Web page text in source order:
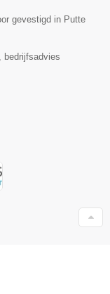
gevestigd in Putte
bedrijfsadvies